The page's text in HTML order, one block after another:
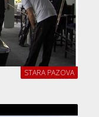
STARA PAZOVA